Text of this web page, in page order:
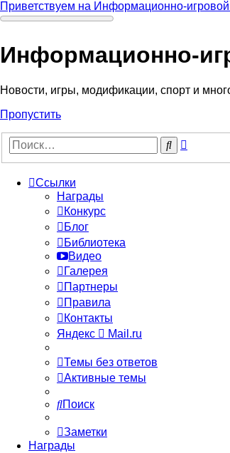
Приветствуем на Информационно-
Информационно-
Новости, игры, модификации, спорт и
Пропустить
Поиск
Ссылки
Награды
Конкурс
Блог
Библиотека
Видео
Галерея
Партнеры
Правила
Контакты
Яндекс
Mail.ru
Темы без ответов
Активные темы
Поиск
Заметки
Награды